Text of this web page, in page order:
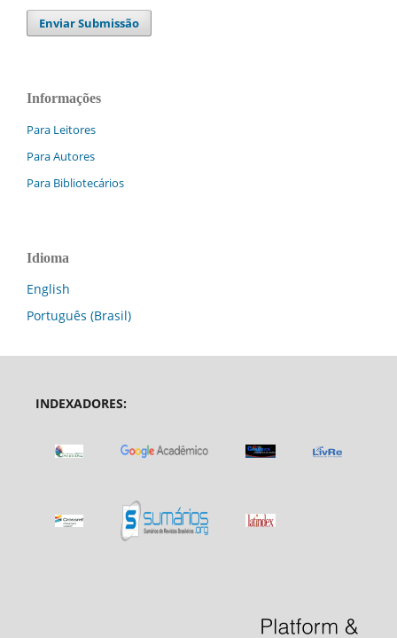
Enviar Submissão
Informações
Para Leitores
Para Autores
Para Bibliotecários
Idioma
English
Português (Brasil)
INDEXADORES: